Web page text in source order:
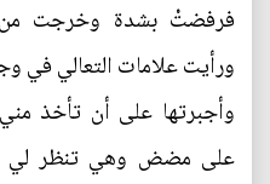
فرفضتْ بشدة وخرجت من
ورأيت علامات التعالي في
وأجبرتها على أن تأخذ
على مضض وهي تنظر لي